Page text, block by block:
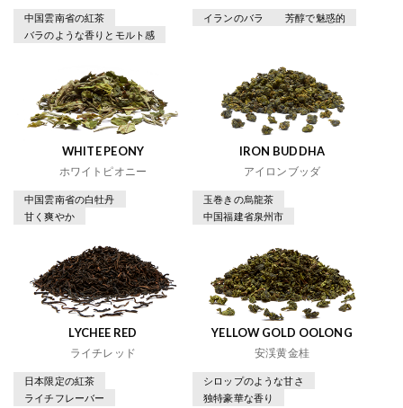
中国雲南省の紅茶
バラのような香りとモルト感
イランのバラ 芳醇で魅惑的
WHITE PEONY
ホワイトピオニー
中国雲南省の白牡丹
甘く爽やか
IRON BUDDHA
アイロンブッダ
玉巻きの烏龍茶
中国福建省泉州市
LYCHEE RED
ライチレッド
日本限定の紅茶
ライチフレーバー
YELLOW GOLD OOLONG
安渓黄金桂
シロップのような甘さ
独特豪華な香り